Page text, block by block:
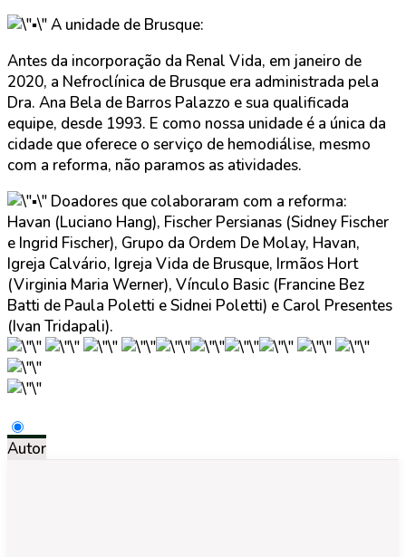
A unidade de Brusque:
Antes da incorporação da Renal Vida, em janeiro de
2020, a Nefroclínica de Brusque era administrada pela
Dra. Ana Bela de Barros Palazzo e sua qualificada
equipe, desde 1993. E como nossa unidade é a única da
cidade que oferece o serviço de hemodiálise, mesmo
com a reforma, não paramos as atividades.
Doadores que colaboraram com a reforma:
Havan (Luciano Hang), Fischer Persianas (Sidney Fischer
e Ingrid Fischer), Grupo da Ordem De Molay, Havan,
Igreja Calvário, Igreja Vida de Brusque, Irmãos Hort
(Virginia Maria Werner), Vínculo Basic (Francine Bez
Batti de Paula Poletti e Sidnei Poletti) e Carol Presentes
(Ivan Tridapali).
Autor